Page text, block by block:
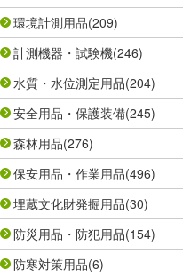
環境計測用品(209)
計測機器・試験機(246)
水質・水位測定用品(204)
安全用品・保護装備(245)
森林用品(276)
保安用品・作業用品(496)
埋蔵文化財発掘用品(30)
防災用品・防犯用品(154)
防寒対策用品(6)